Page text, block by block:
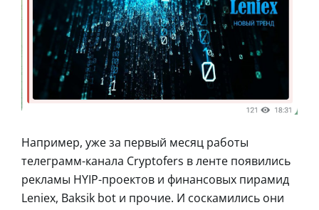
Например, уже за первый месяц работы
телеграмм-канала Cryptofers в ленте появились
рекламы HYIP-проектов и финансовых пирамид
Leniex, Baksik bot и прочие. И соскамились они